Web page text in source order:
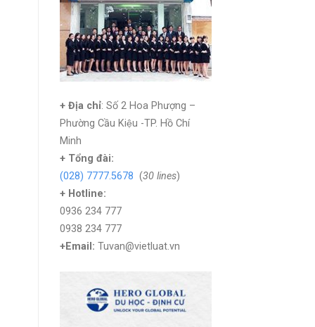
+ Địa chỉ: Số 2 Hoa Phượng –
Phường Cầu Kiệu -TP. Hồ Chí
Minh
+ Tổng đài:
(028) 7777.5678 (30 lines)
+ Hotline:
0936 234 777
0938 234 777
+Email: Tuvan@vietluat.vn